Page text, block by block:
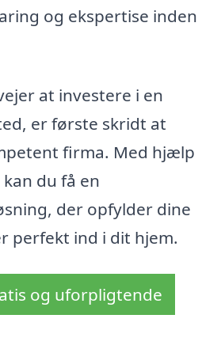
og ekspertise inden
at investere i en
er første skridt at
firma. Med hjælp
du få en
der opfylder dine
perfekt ind i dit hjem.
og uforpligtende